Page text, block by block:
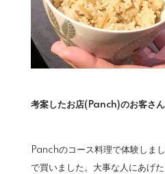
考案したお店(Panch)のお客さ
Panchのコース料理で体験しま
で買いました。大事な人にあげ